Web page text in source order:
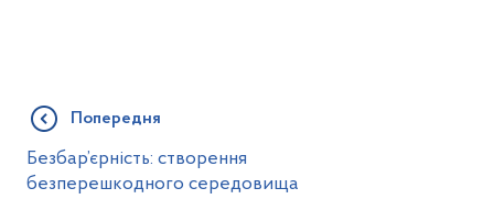
Попередня
Безбар’єрність: створення
безперешкодного середовища